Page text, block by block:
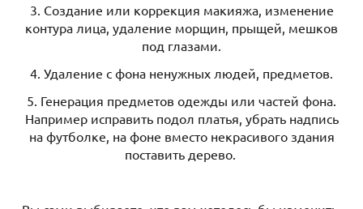
3. Создание или коррекция макияжа, изменение
контура лица, удаление морщин, прыщей, мешков
под глазами.
4. Удаление с фона ненужных людей, предметов.
5. Генерация предметов одежды или частей фона.
Например исправить подол платья, убрать надпись
на футболке, на фоне вместо некрасивого здания
поставить дерево.